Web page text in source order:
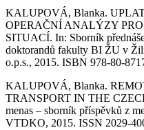
KALUPOVÁ, Blanka.
OPERAČNÍ ANALÝZY
SITUACÍ. In: Sborník
doktorandů fakulty BI ŽU v
o.p.s., 2015. ISBN 978-80-
KALUPOVÁ, Blanka.
TRANSPORT IN THE
menas – sborník příspěvků z
VTDKO, 2015. ISSN 2029-